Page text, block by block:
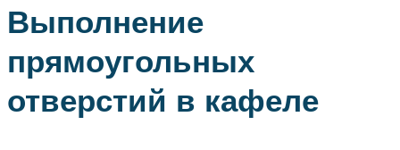
Выполнение
прямоугольных
отверстий в кафеле